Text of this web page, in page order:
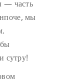
— часть
мы
сутру!